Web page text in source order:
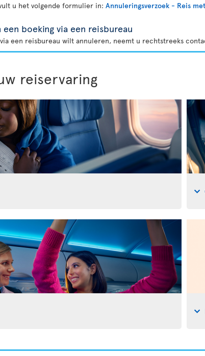
u het volgende formulier in: Annuleringsverzoek - Reis
een boeking via een reisbureau
een reisbureau wilt annuleren, neemt u rechtstreeks
reiservaring